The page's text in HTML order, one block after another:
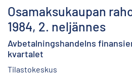
Osamaksukaupan
1984, 2. neljännes
Avbetalningshandelns
kvartalet
Tilastokeskus